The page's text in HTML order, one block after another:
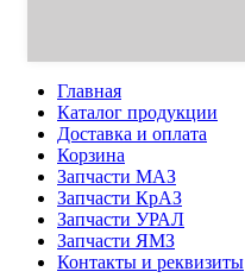
Главная
Каталог продукции
Доставка и оплата
Корзина
Запчасти МАЗ
Запчасти КрАЗ
Запчасти УРАЛ
Запчасти ЯМЗ
Контакты и реквизиты